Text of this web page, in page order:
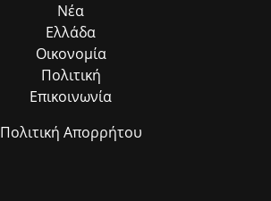
Νέα
Ελλάδα
Οικονομία
Πολιτική
Επικοινωνία
Πολιτική Απορρήτου